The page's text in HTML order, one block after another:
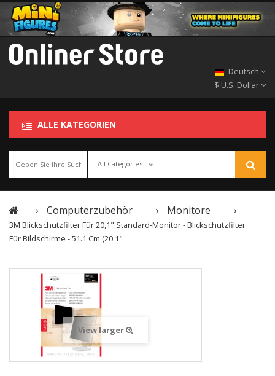
Deutsch
$ U.S. Dollar
ALLE KATEGORIEN
All Categories
Computerzubehör Monitore
3M Blickschutzfilter Für 20,1" Standard-Monitor - Blickschutzfilter
Für Bildschirme - 51.1 Cm (20.1"
View larger